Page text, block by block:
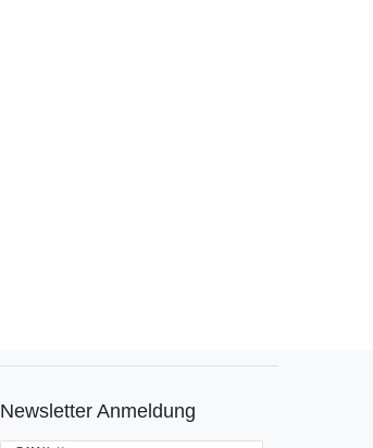
Newsletter Anmeldung